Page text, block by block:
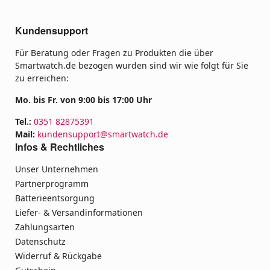
Kundensupport
Für Beratung oder Fragen zu Produkten die über
Smartwatch.de bezogen wurden sind wir wie folgt für Sie
zu erreichen:
Mo. bis Fr. von 9:00 bis 17:00 Uhr
Tel.: 0351 82875391
Mail: kundensupport@smartwatch.de
Infos & Rechtliches
Unser Unternehmen
Partnerprogramm
Batterieentsorgung
Liefer- & Versandinformationen
Zahlungsarten
Datenschutz
Widerruf & Rückgabe